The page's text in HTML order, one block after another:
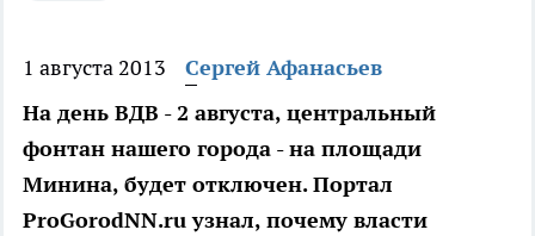
1 августа 2013
Сергей Афанасьев
На день ВДВ - 2 августа, центральный
фонтан нашего города - на площади
Минина, будет отключен. Портал
ProGorodNN.ru узнал, почему власти